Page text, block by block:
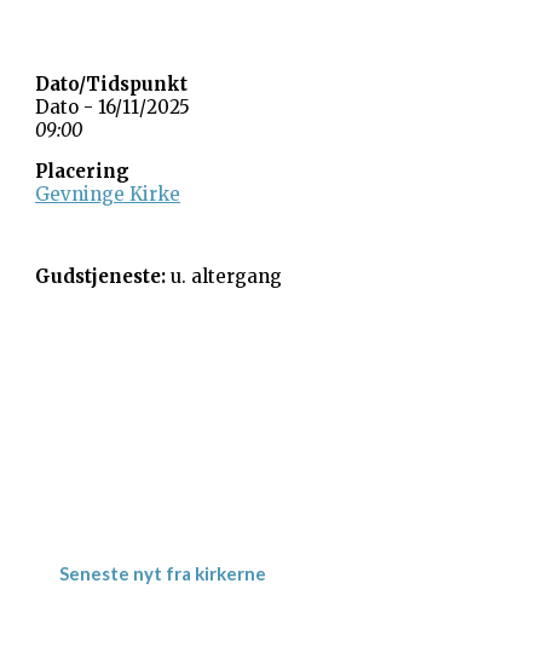
Dato/Tidspunkt
Dato - 16/11/2025
09:00
Placering
Gevninge Kirke
Gudstjeneste: u. altergang
Seneste nyt fra kirkerne